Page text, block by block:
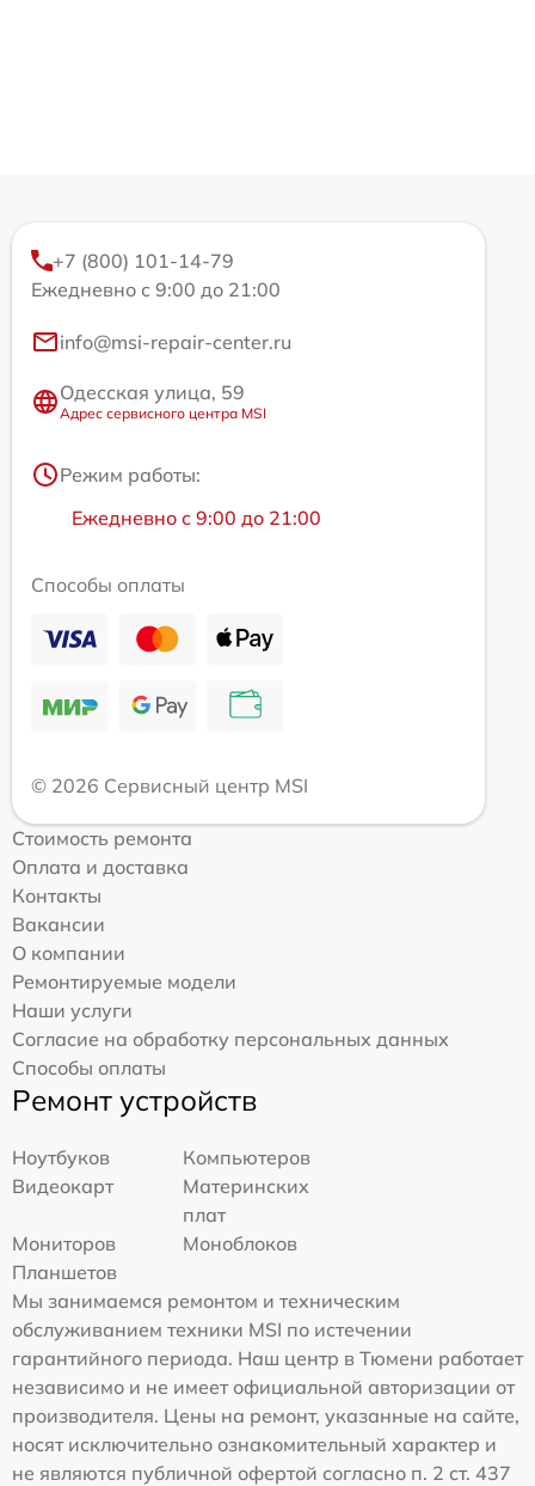
+7 (800) 101-14-79
Ежедневно с 9:00 до 21:00
info@msi-repair-center.ru
Одесская улица, 59
Адрес сервисного центра MSI
Режим работы:
Ежедневно с 9:00 до 21:00
Способы оплаты
© 2026 Сервисный центр MSI
Стоимость ремонта
Оплата и доставка
Контакты
Вакансии
О компании
Ремонтируемые модели
Наши услуги
Согласие на обработку персональных данных
Способы оплаты
Ремонт устройств
Ноутбуков
Компьютеров
Видеокарт
Материнских
плат
Мониторов
Моноблоков
Планшетов
Мы занимаемся ремонтом и техническим
обслуживанием техники MSI по истечении
гарантийного периода. Наш центр в Тюмени работает
независимо и не имеет официальной авторизации от
производителя. Цены на ремонт, указанные на сайте,
носят исключительно ознакомительный характер и
не являются публичной офертой согласно п. 2 ст. 437